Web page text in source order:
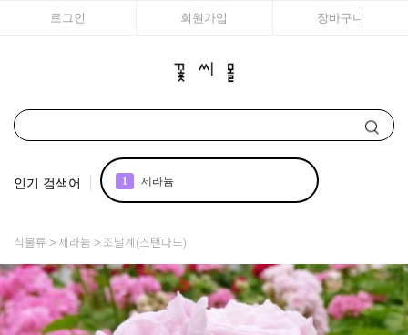
로그인 회원가입 장바구니
인기 검색어 2 국화
4 아이비
5 꽃씨
식물류 제라늄 조날계(스탠다드)